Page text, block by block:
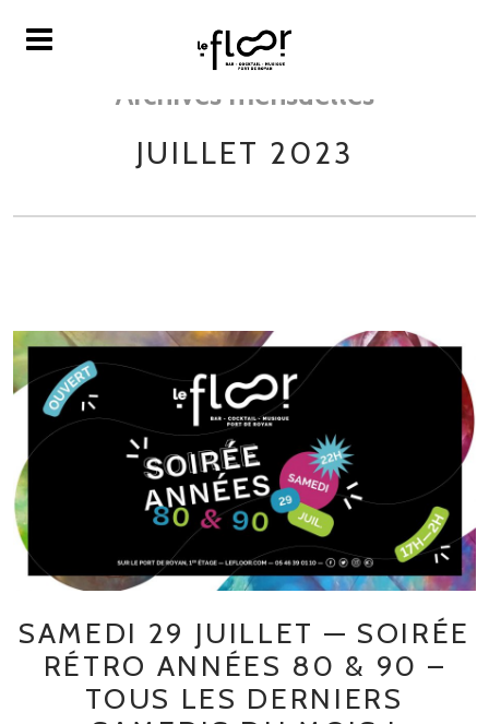
Archives mensuelles
JUILLET 2023
SAMEDI 29 JUILLET — SOIRÉE
RÉTRO ANNÉES 80 & 90 –
TOUS LES DERNIERS